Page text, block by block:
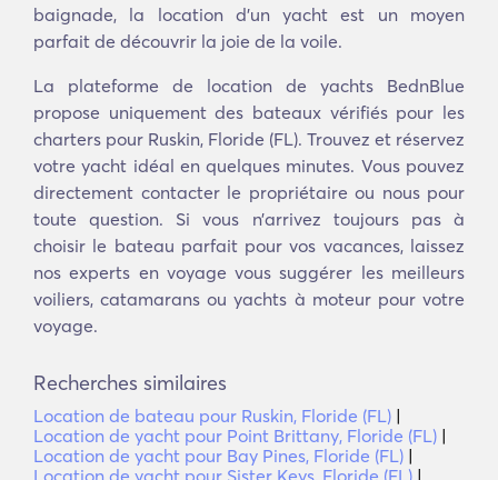
baignade, la location d'un yacht est un moyen
parfait de découvrir la joie de la voile.
La plateforme de location de yachts BednBlue
propose uniquement des bateaux vérifiés pour les
charters pour Ruskin, Floride (FL). Trouvez et réservez
votre yacht idéal en quelques minutes. Vous pouvez
directement contacter le propriétaire ou nous pour
toute question. Si vous n’arrivez toujours pas à
choisir le bateau parfait pour vos vacances, laissez
nos experts en voyage vous suggérer les meilleurs
voiliers, catamarans ou yachts à moteur pour votre
voyage.
Recherches similaires
Location de bateau pour Ruskin, Floride (FL) |
Location de yacht pour Point Brittany, Floride (FL) |
Location de yacht pour Bay Pines, Floride (FL) |
Location de yacht pour Sister Keys, Floride (FL) |